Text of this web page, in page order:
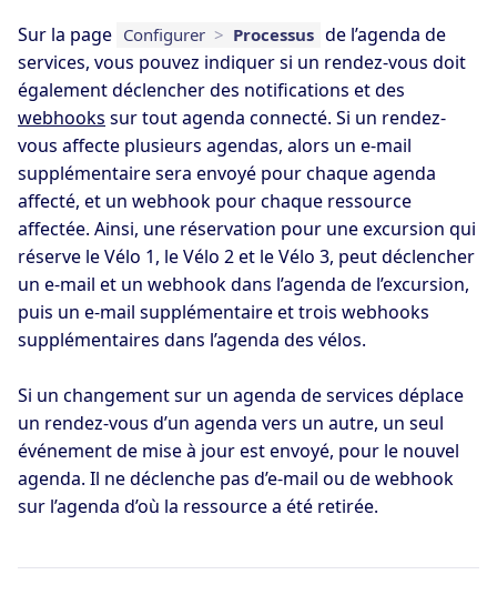
Sur la page Configurer > Processus de l’agenda de
services, vous pouvez indiquer si un rendez-vous doit
également déclencher des notifications et des
webhooks sur tout agenda connecté. Si un rendez-
vous affecte plusieurs agendas, alors un e-mail
supplémentaire sera envoyé pour chaque agenda
affecté, et un webhook pour chaque ressource
affectée. Ainsi, une réservation pour une excursion qui
réserve le Vélo 1, le Vélo 2 et le Vélo 3, peut déclencher
un e-mail et un webhook dans l’agenda de l’excursion,
puis un e-mail supplémentaire et trois webhooks
supplémentaires dans l’agenda des vélos.
Si un changement sur un agenda de services déplace
un rendez-vous d’un agenda vers un autre, un seul
événement de mise à jour est envoyé, pour le nouvel
agenda. Il ne déclenche pas d’e-mail ou de webhook
sur l’agenda d’où la ressource a été retirée.